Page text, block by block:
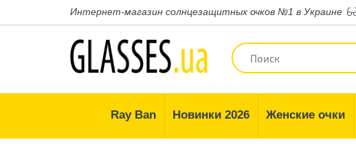
Интернет-магазин солнцезащитных очков №1 в Украине
Ray Ban Новинки 2026 Женские очки